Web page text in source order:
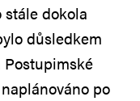
dokola
důsledkem
po